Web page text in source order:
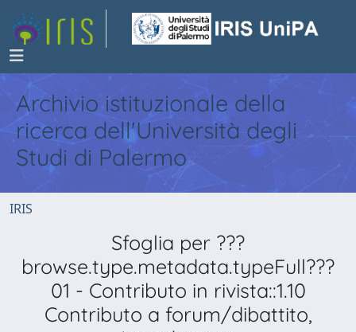
Archivio istituzionale della
ricerca dell'Università degli
Studi di Palermo
IRIS
Sfoglia per ???
browse.type.metadata.typeFull???
01 - Contributo in rivista::1.10
Contributo a forum/dibattito,